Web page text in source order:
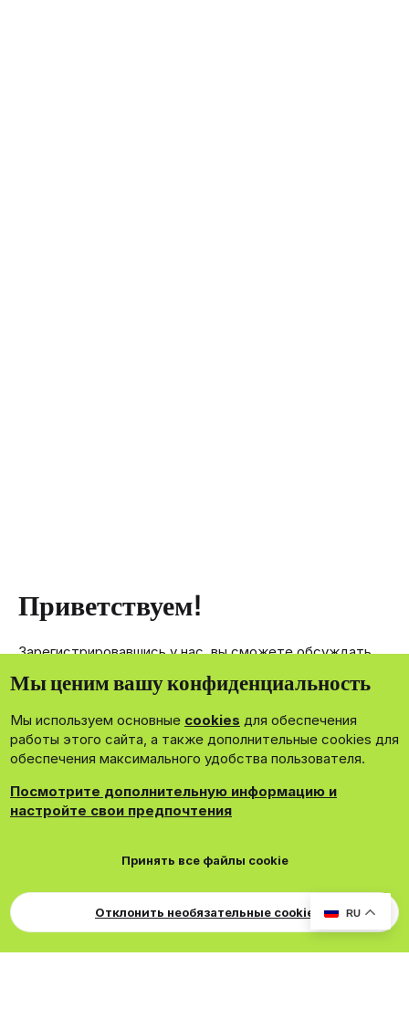
RU
Приветствуем!
Зарегистрировавшись у нас, вы сможете обсуждать,
членам нашего сообщества.
Зарегистрироваться сейчас!
DohTheme
Cookies Russian Обратная связь
Поддержка
Для правообладателей
EN Soundmain
Условия и правила
Политика конфиденциальности
S
Мы ценим вашу конфиденциальность
Мы используем основные cookies для обеспечения
работы этого сайта, а также дополнительные cookies для
обеспечения максимального удобства пользователя.
Посмотрите дополнительную информацию и
настройте свои предпочтения
Принять все файлы cookie
Отклонить необязательные cookie